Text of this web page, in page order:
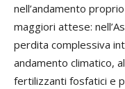
nell’andamento
maggiori attese:
perdita complessiva
andamento climatico,
fertilizzanti fosfatici e